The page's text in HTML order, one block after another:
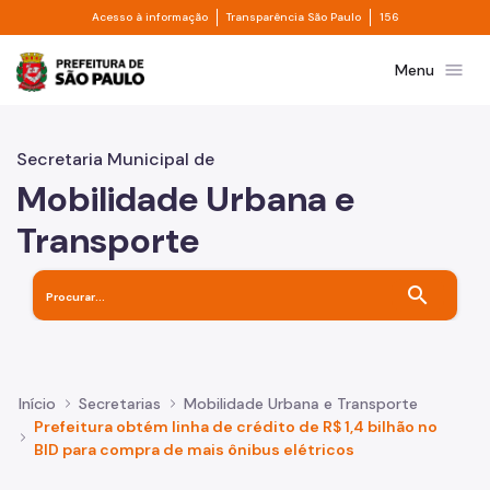
Pular para o Conteúdo principal
Acesso à informação Divisor de acesso à informação
Transparência São Paulo Divisor de
156
Prefeitura de São PauloMenu menu
Secretaria Municipal de
Mobilidade Urbana e
Transporte
search
Início Secretarias
Mobilidade Urbana e Transporte
Prefeitura obtém linha de crédito de R$ 1,4 bilhão no
BID para compra de mais ônibus elétricos